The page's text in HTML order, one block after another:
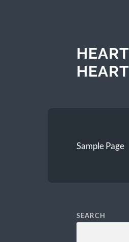
HEART
Sample Page
SEARCH